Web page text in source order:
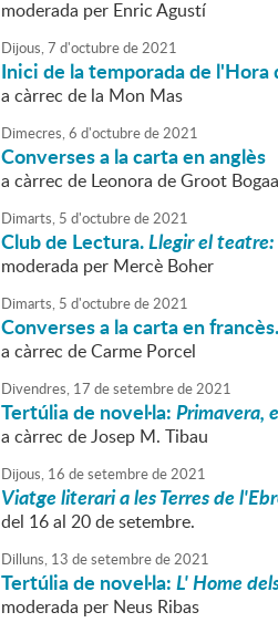
moderada per Enric Agustí
Dijous,7 d'octubrede2021
Inici de la temporada de l'Hora
a càrrec de la Mon Mas
Dimecres,6 d'octubrede2021
Converses a la carta en anglès
a càrrec de Leonora de Groot
Dimarts, 5 d'octubrede2021
Club de Lectura.Llegir el
moderada per Mercè Boher
Dimarts, 5 d'octubrede2021
Converses a la carta en francès.
a càrrec de Carme Porcel
Divendres, 17 desetembrede2021
Tertúlia de novel·la:Primavera,
a càrrec de Josep M. Tibau
Dijous, 16 desetembrede2021
Viatge literari a les Terres de
del 16 al 20 de setembre.
Dilluns, 13 desetembrede2021
Tertúlia de novel·la:L' Home
moderada per Neus Ribas